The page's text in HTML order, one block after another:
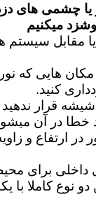
چشمی های
میکنیم
مقابل
هایی که
کنید.
قرار ندهید
خطا در آن
ارتفاع و
داخلی برای
دو نوع کاملا با